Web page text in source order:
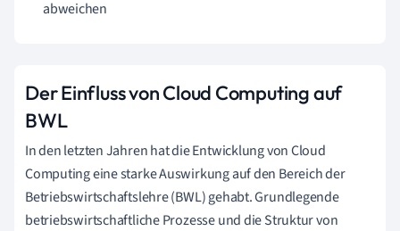
abweichen
Der Einfluss von Cloud Computing auf
BWL
In den letzten Jahren hat die Entwicklung von Cloud
Computing eine starke Auswirkung auf den Bereich der
Betriebswirtschaftslehre (BWL) gehabt. Grundlegende
betriebswirtschaftliche Prozesse und die Struktur von